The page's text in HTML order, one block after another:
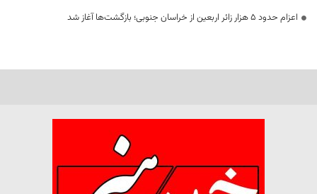
اعزام حدود 5 هزار زائر اربعین از خراسان جنوبی؛ بازگشت‌ها آغاز شد